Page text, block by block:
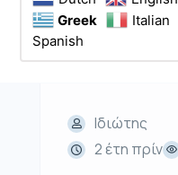
Greek
Italian
Spanish
Ιδιώτης
2 έτη πρίν